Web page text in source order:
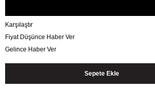
Karşılaştır
Fiyat Düşünce Haber Ver
Gelince Haber Ver